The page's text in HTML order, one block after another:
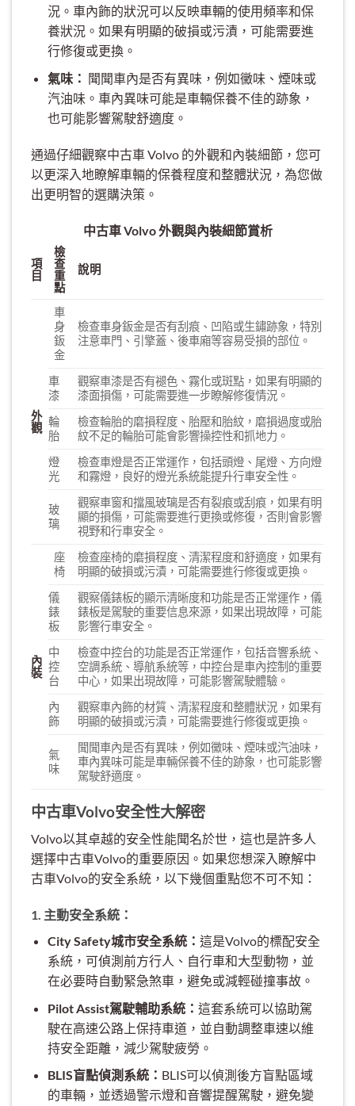
況。車內飾的狀況可以反映車輛的使用頻率和保
養狀況。如果有明顯的破損或污漬，可能需要進
行修復或更換。
氣味： 聞聞車內是否有異味，例如黴味、煙味或
汽油味。車內異味可能是車輛保養不佳的跡象，
也可能影響駕駛舒適度。
通過仔細觀察中古車 Volvo 的外觀和內裝細節，您可
以更深入地瞭解車輛的保養程度和整體狀況，為您做
出更明智的選購決策。
中古車 Volvo 外觀與內裝細節賞析
項
目
檢
查
重
點
說明
外
觀
車
身
鈑
金
檢查車身鈑金是否有刮痕、凹陷或生鏽跡象，特別
注意車門、引擎蓋、後車廂等容易受損的部位。
車
漆
觀察車漆是否有褪色、霧化或斑點，如果有明顯的
漆面損傷，可能需要進一步瞭解修復情況。
輪
胎
檢查輪胎的磨損程度、胎壓和胎紋，磨損過度或胎
紋不足的輪胎可能會影響操控性和抓地力。
燈
光
檢查車燈是否正常運作，包括頭燈、尾燈、方向燈
和霧燈，良好的燈光系統能提升行車安全性。
玻
璃
觀察車窗和擋風玻璃是否有裂痕或刮痕，如果有明
顯的損傷，可能需要進行更換或修復，否則會影響
視野和行車安全。
內
裝
座
椅
檢查座椅的磨損程度、清潔程度和舒適度，如果有
明顯的破損或污漬，可能需要進行修復或更換。
儀
錶
板
觀察儀錶板的顯示清晰度和功能是否正常運作，儀
錶板是駕駛的重要信息來源，如果出現故障，可能
影響行車安全。
中
控
台
檢查中控台的功能是否正常運作，包括音響系統、
空調系統、導航系統等，中控台是車內控制的重要
中心，如果出現故障，可能影響駕駛體驗。
內
飾
觀察車內飾的材質、清潔程度和整體狀況，如果有
明顯的破損或污漬，可能需要進行修復或更換。
氣
味
聞聞車內是否有異味，例如黴味、煙味或汽油味，
車內異味可能是車輛保養不佳的跡象，也可能影響
駕駛舒適度。
中古車Volvo安全性大解密
Volvo以其卓越的安全性能聞名於世，這也是許多人
選擇中古車Volvo的重要原因。如果您想深入瞭解中
古車Volvo的安全系統，以下幾個重點您不可不知：
1. 主動安全系統：
City Safety城市安全系統： 這是Volvo的標配安全
系統，可偵測前方行人、自行車和大型動物，並
在必要時自動緊急煞車，避免或減輕碰撞事故。
Pilot Assist駕駛輔助系統： 這套系統可以協助駕
駛在高速公路上保持車道，並自動調整車速以維
持安全距離，減少駕駛疲勞。
BLIS盲點偵測系統： BLIS可以偵測後方盲點區域
的車輛，並透過警示燈和音響提醒駕駛，避免變